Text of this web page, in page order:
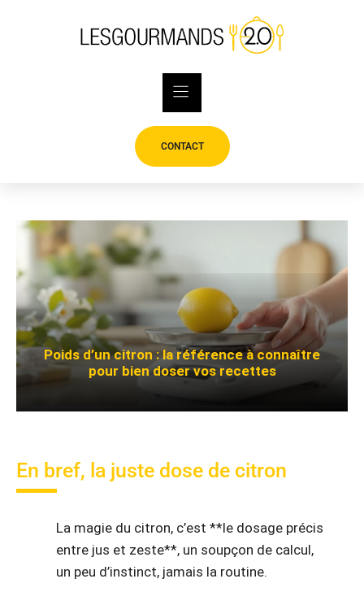
CONTACT
Poids d’un citron : la référence à connaître
pour bien doser vos recettes
En bref, la juste dose de citron
La magie du citron, c’est **le dosage précis
entre jus et zeste**, un soupçon de calcul,
un peu d’instinct, jamais la routine.